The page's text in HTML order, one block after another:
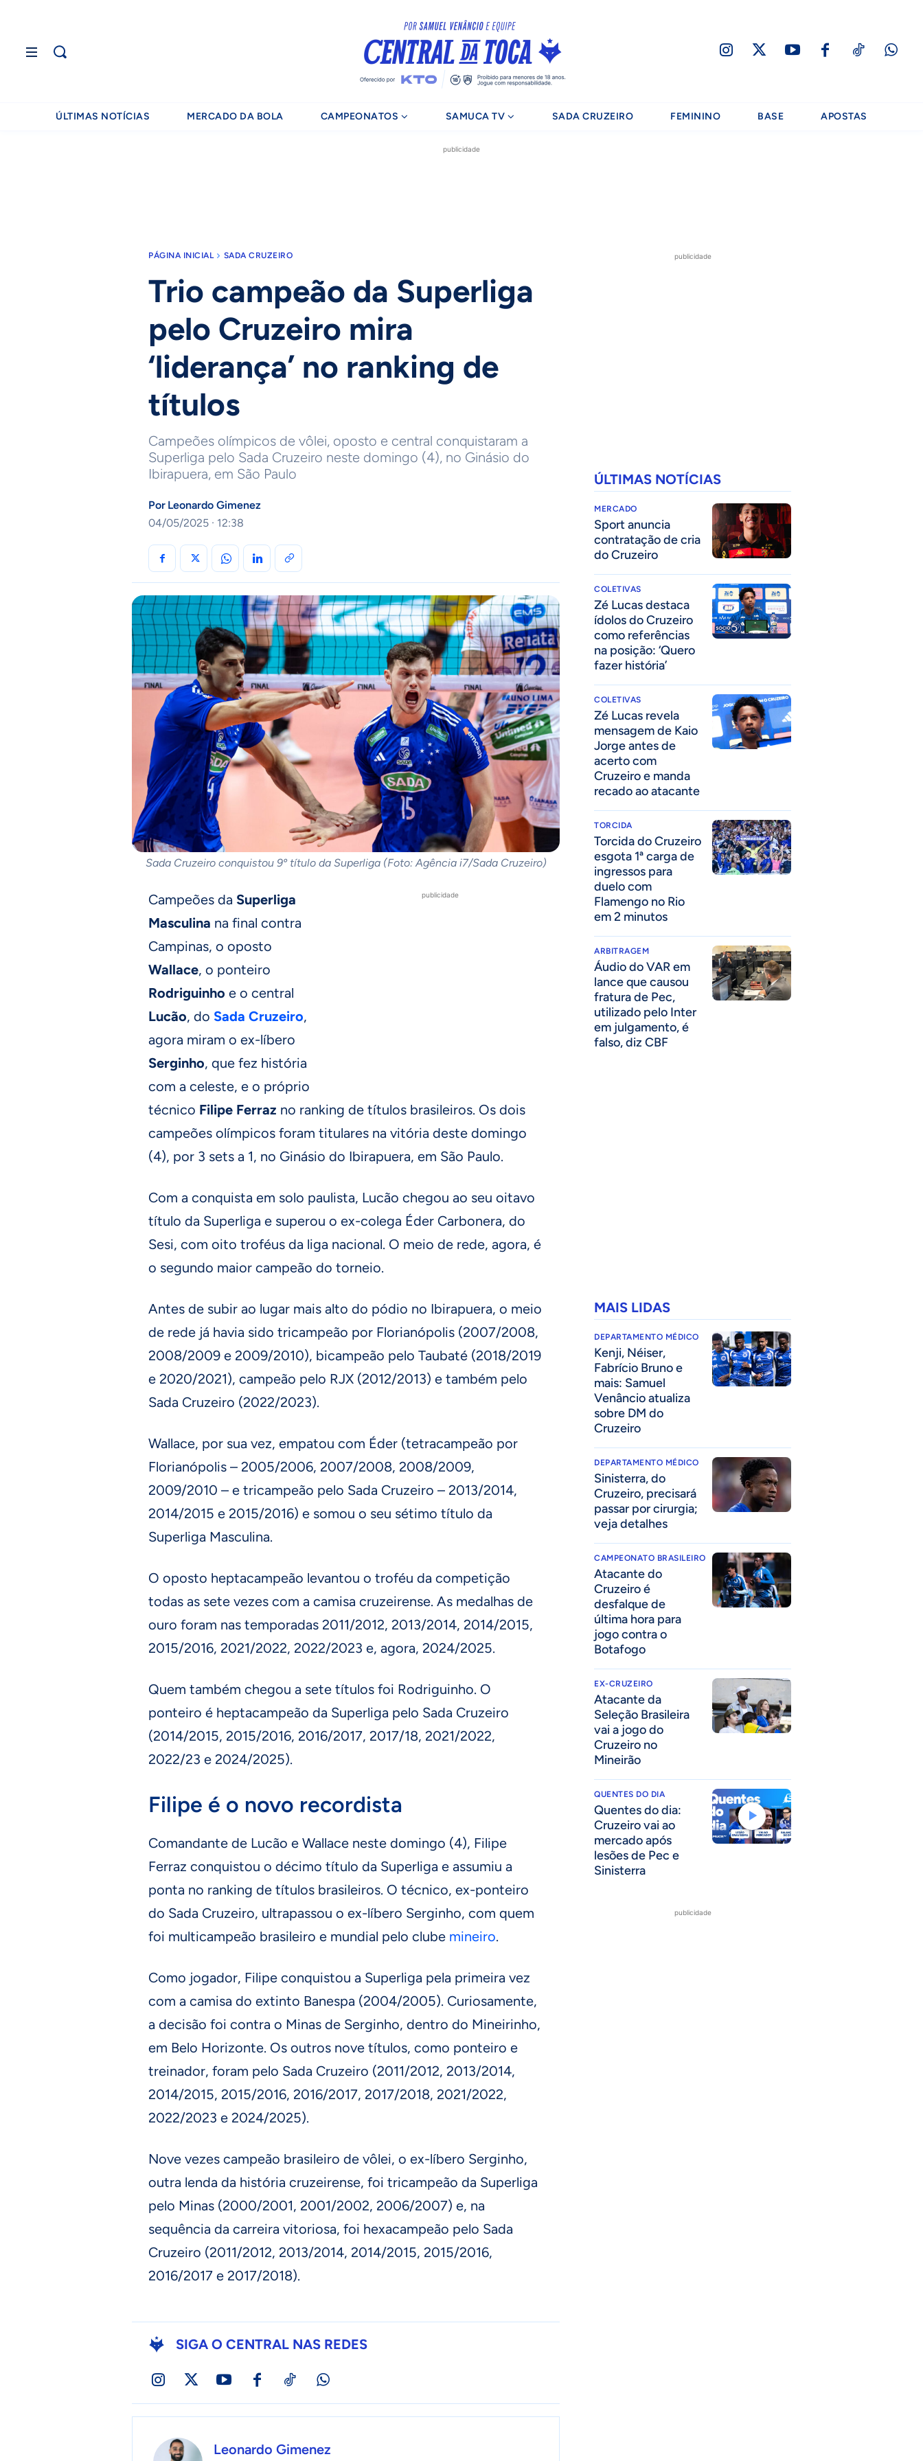
ÚLTIMAS NOTÍCIAS MERCADO DA BOLA CAMPEONATOS SAMUCA TV SADA CRUZEIRO FEMININO BASE APOSTAS
publicidade
PÁGINA INICIAL SADA CRUZEIRO
Trio campeão da Superliga
pelo Cruzeiro mira
‘liderança’ no ranking de
títulos
Campeões olímpicos de vôlei, oposto e central conquistaram a
Superliga pelo Sada Cruzeiro neste domingo (4), no Ginásio do
Ibirapuera, em São Paulo
Por Leonardo Gimenez
04/05/2025 · 12:38
Sada Cruzeiro conquistou 9º título da Superliga (Foto: Agência i7/Sada Cruzeiro)
publicidade
Campeões da Superliga
Masculina na final contra
Campinas, o oposto
Wallace, o ponteiro
Rodriguinho e o central
Lucão, do Sada Cruzeiro,
agora miram o ex-líbero
Serginho, que fez história
com a celeste, e o próprio
técnico Filipe Ferraz no ranking de títulos brasileiros. Os dois
campeões olímpicos foram titulares na vitória deste domingo
(4), por 3 sets a 1, no Ginásio do Ibirapuera, em São Paulo.
Com a conquista em solo paulista, Lucão chegou ao seu oitavo
título da Superliga e superou o ex-colega Éder Carbonera, do
Sesi, com oito troféus da liga nacional. O meio de rede, agora, é
o segundo maior campeão do torneio.
Antes de subir ao lugar mais alto do pódio no Ibirapuera, o meio
de rede já havia sido tricampeão por Florianópolis (2007/2008,
2008/2009 e 2009/2010), bicampeão pelo Taubaté (2018/2019
e 2020/2021), campeão pelo RJX (2012/2013) e também pelo
Sada Cruzeiro (2022/2023).
Wallace, por sua vez, empatou com Éder (tetracampeão por
Florianópolis – 2005/2006, 2007/2008, 2008/2009,
2009/2010 – e tricampeão pelo Sada Cruzeiro – 2013/2014,
2014/2015 e 2015/2016) e somou o seu sétimo título da
Superliga Masculina.
O oposto heptacampeão levantou o troféu da competição
todas as sete vezes com a camisa cruzeirense. As medalhas de
ouro foram nas temporadas 2011/2012, 2013/2014, 2014/2015,
2015/2016, 2021/2022, 2022/2023 e, agora, 2024/2025.
Quem também chegou a sete títulos foi Rodriguinho. O
ponteiro é heptacampeão da Superliga pelo Sada Cruzeiro
(2014/2015, 2015/2016, 2016/2017, 2017/18, 2021/2022,
2022/23 e 2024/2025).
Filipe é o novo recordista
Comandante de Lucão e Wallace neste domingo (4), Filipe
Ferraz conquistou o décimo título da Superliga e assumiu a
ponta no ranking de títulos brasileiros. O técnico, ex-ponteiro
do Sada Cruzeiro, ultrapassou o ex-líbero Serginho, com quem
foi multicampeão brasileiro e mundial pelo clube mineiro.
Como jogador, Filipe conquistou a Superliga pela primeira vez
com a camisa do extinto Banespa (2004/2005). Curiosamente,
a decisão foi contra o Minas de Serginho, dentro do Mineirinho,
em Belo Horizonte. Os outros nove títulos, como ponteiro e
treinador, foram pelo Sada Cruzeiro (2011/2012, 2013/2014,
2014/2015, 2015/2016, 2016/2017, 2017/2018, 2021/2022,
2022/2023 e 2024/2025).
Nove vezes campeão brasileiro de vôlei, o ex-líbero Serginho,
outra lenda da história cruzeirense, foi tricampeão da Superliga
pelo Minas (2000/2001, 2001/2002, 2006/2007) e, na
sequência da carreira vitoriosa, foi hexacampeão pelo Sada
Cruzeiro (2011/2012, 2013/2014, 2014/2015, 2015/2016,
2016/2017 e 2017/2018).
SIGA O CENTRAL NAS REDES
Leonardo Gimenez
publicidade
ÚLTIMAS NOTÍCIAS
MERCADO
Sport anuncia
contratação de cria
do Cruzeiro
COLETIVAS
Zé Lucas destaca
ídolos do Cruzeiro
como referências
na posição: ‘Quero
fazer história’
COLETIVAS
Zé Lucas revela
mensagem de Kaio
Jorge antes de
acerto com
Cruzeiro e manda
recado ao atacante
TORCIDA
Torcida do Cruzeiro
esgota 1ª carga de
ingressos para
duelo com
Flamengo no Rio
em 2 minutos
ARBITRAGEM
Áudio do VAR em
lance que causou
fratura de Pec,
utilizado pelo Inter
em julgamento, é
falso, diz CBF
MAIS LIDAS
DEPARTAMENTO MÉDICO
Kenji, Néiser,
Fabrício Bruno e
mais: Samuel
Venâncio atualiza
sobre DM do
Cruzeiro
DEPARTAMENTO MÉDICO
Sinisterra, do
Cruzeiro, precisará
passar por cirurgia;
veja detalhes
CAMPEONATO BRASILEIRO
Atacante do
Cruzeiro é
desfalque de
última hora para
jogo contra o
Botafogo
EX-CRUZEIRO
Atacante da
Seleção Brasileira
vai a jogo do
Cruzeiro no
Mineirão
QUENTES DO DIA
Quentes do dia:
Cruzeiro vai ao
mercado após
lesões de Pec e
Sinisterra
publicidade